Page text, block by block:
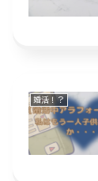
婚活！？